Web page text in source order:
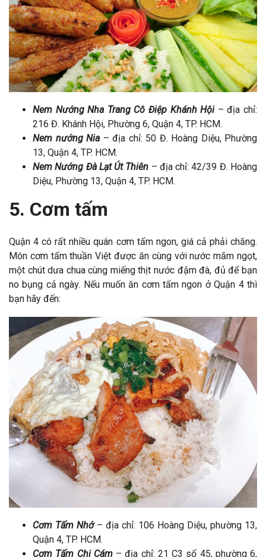
Nem Nướng Nha Trang Cô Điệp Khánh Hội– địa chỉ:
216 Đ. Khánh Hội, Phường 6, Quận 4, TP. HCM.
Nem nướng Nia– địa chỉ: 50 Đ. Hoàng Diệu, Phường
13, Quận 4, TP. HCM.
Nem Nướng Đà Lạt Út Thiên – địa chỉ: 42/39 Đ. Hoàng
Diệu, Phường 13, Quận 4, TP. HCM.
5. Cơm tấm
Quận 4 có rất nhiều quán cơm tấm ngon, giá cả phải chăng.
Món cơm tấm thuần Việt được ăn cùng với nước mắm ngọt,
một chút dưa chua cùng miếng thịt nước đậm đà, đủ để bạn
no bụng cả ngày. Nếu muốn ăn cơm tấm ngon ở Quận 4 thì
bạn hãy đến:
Cơm Tấm Nhớ– địa chỉ: 106 Hoàng Diệu, phường 13,
Quận 4, TP. HCM.
Cơm Tấm Chị Cám– địa chỉ: 21 C3 số 45, phường 6,